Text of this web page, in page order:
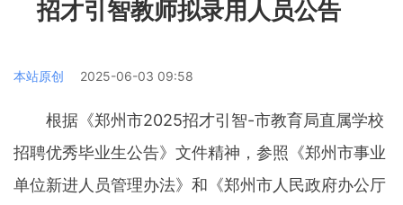
招才引智教师拟录用人员公告
本站原创 2025-06-03 09:58
根据《郑州市2025招才引智-市教育局直属学校
招聘优秀毕业生公告》文件精神，参照《郑州市事业
单位新进人员管理办法》和《郑州市人民政府办公厅